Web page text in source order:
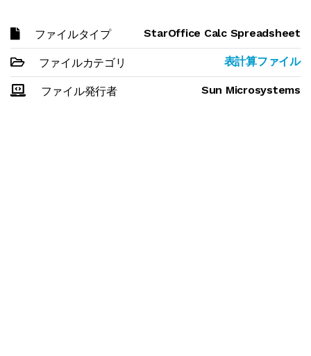
ファイルタイプ StarOffice Calc Spreadsheet
ファイルカテゴリ 表計算ファイル
ファイル発行者 Sun Microsystems